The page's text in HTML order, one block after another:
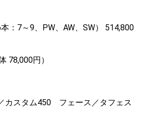
：7～9、PW、AW、SW） 514,800
78,000円）
カスタム450 フェース／タフェス